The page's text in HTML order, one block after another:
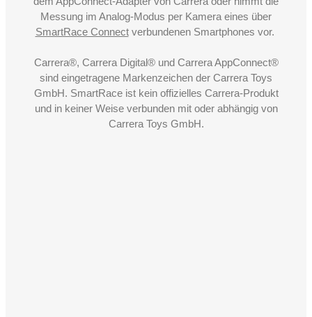
Messung im Analog-Modus per Kamera eines über
SmartRace Connectverbundenen Smartphones vor.
Carrera®, Carrera Digital® und Carrera AppConnect®
sind eingetragene Markenzeichen der Carrera Toys
GmbH. SmartRace ist kein offizielles Carrera-Produkt
und in keiner Weise verbunden mit oder abhängig von
Carrera Toys GmbH.